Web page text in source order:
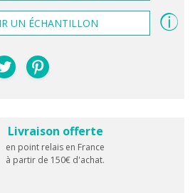
UN ÉCHANTILLON
Livraison offerte
en point relais en France
à partir de 150€ d'achat.